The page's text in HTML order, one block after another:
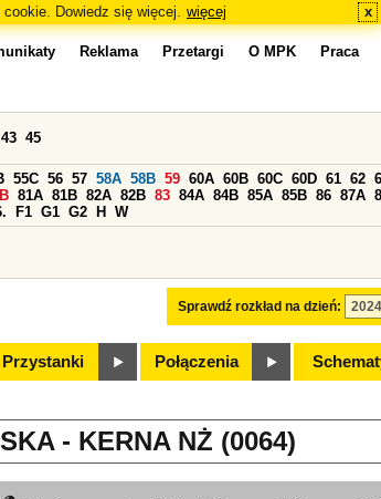
Dowiedz się więcej. więcej x
Reklama Przetargi O MPK Praca
Sprawdź rozkład na dzień:
43 45
55C 56 57 58A 58B 59 60A 60B 60C 60D 61 62
81A 81B 82A 82B 83 84A 84B 85A 85B 86 87A
F1 G1 G2 H W
Przystanki Połączenia
- KERNA NŻ (0064)